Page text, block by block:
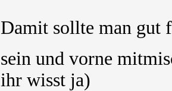
Damit sollte man gut
sein und vorne
ihr wisst ja)